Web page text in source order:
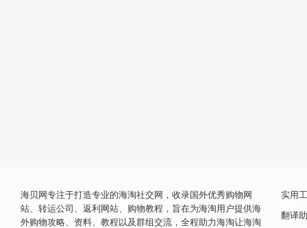
海贝网专注于打造专业的海淘社交网，收录国外优秀购物网
站、转运公司、返利网站、购物教程，旨在为海淘用户提供海
外购物攻略、资料、教程以及群组交流，全程助力海淘让海淘
实用
翻译